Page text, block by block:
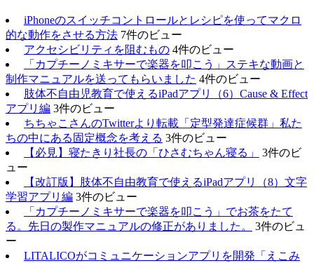
iPhoneのスイッチコントロールとレシピを使ってマクロ
的な動作をさせる方法 7件のビュー
アクセシビリティを阻むもの 4件のビュー
「カプチーノミキサーで楽器を叩こう」ステキな動画と
制作マニュアルを送ってもらいました 4件のビュー
肢体不自由児教育で使えるiPadアプリ（6）Cause & Effect
アプリ編 3件のビュー
ちちゃこさんのTwitterより転載「定型発達症候群」私た
ちの中にある固定概念を考える 3件のビュー
【必見】寝たきり社長の「ひさむちゃん寝る」
3件のビ
ュー
【改訂版】肢体不自由教育で使えるiPadアプリ（8）文字
学習アプリ編 3件のビュー
「カプチーノミキサーで楽器を叩こう」でお茶をたて
る。先日の製作マニュアルの修正がありました。
3件のビュ
ー
LITALICOがコミュニケーションアプリを開発「えこみ